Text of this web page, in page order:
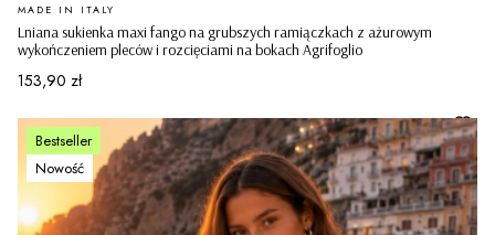
Lniana sukienka maxi fango na grubszych ramiączkach z ażurowym
wykończeniem pleców i rozcięciami na bokach Agrifoglio
PRODUCENT
MADE IN ITALY
Cena
153,90 zł
Bestseller
Nowość